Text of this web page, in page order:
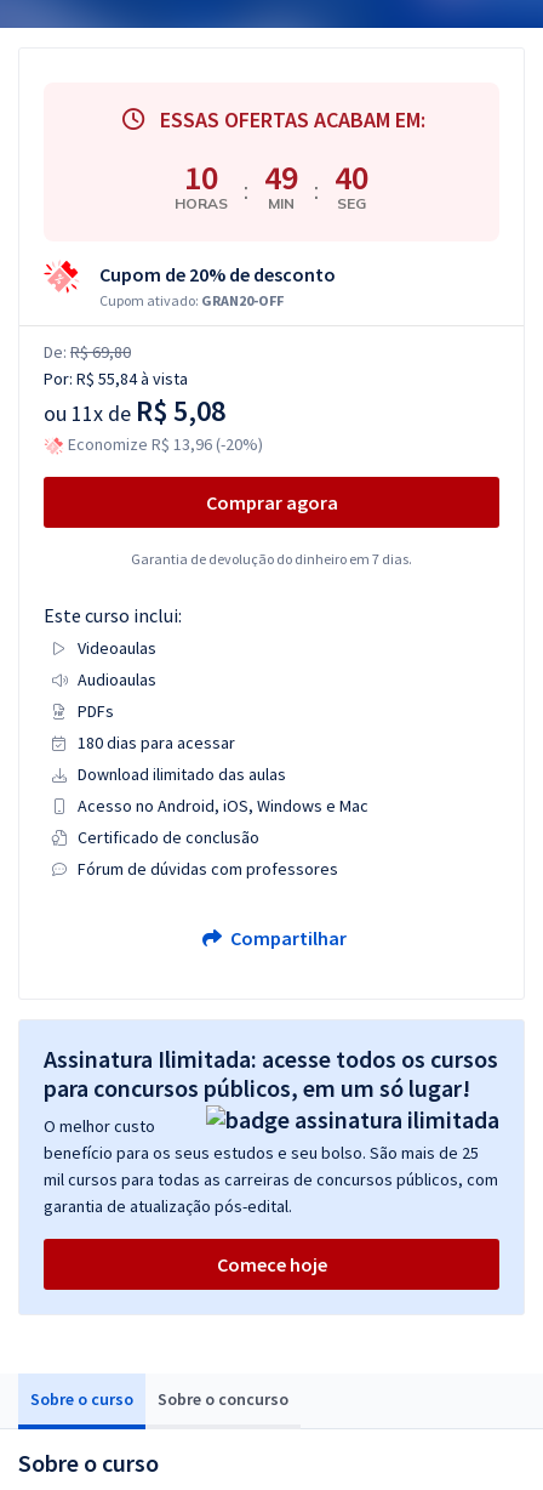
Sobre o curso Sobre o concurso
Sobre o curso
ESSAS OFERTAS ACABAM EM:
10
HORAS : 49
MIN : 39
SEG
Cupom de 20% de desconto
Cupom ativado: GRAN20-OFF
De: R$ 69,80
Por: R$ 55,84à vista
ou 11x de R$ 5,08
Economize R$ 13,96 (-20%)
Comprar agora
Garantia de devolução do dinheiro em 7 dias.
Este curso inclui:
Videoaulas
Audioaulas
PDFs
180 dias para acessar
Download ilimitado das aulas
Acesso no Android, iOS, Windows e Mac
Certificado de conclusão
Fórum de dúvidas com professores
Compartilhar
Assinatura Ilimitada: acesse todos os cursos
para concursos públicos, em um só lugar!
O melhor custo
benefício para os seus estudos e seu bolso. São mais de 25
mil cursos para todas as carreiras de concursos públicos, com
garantia de atualização pós-edital.
Comece hoje